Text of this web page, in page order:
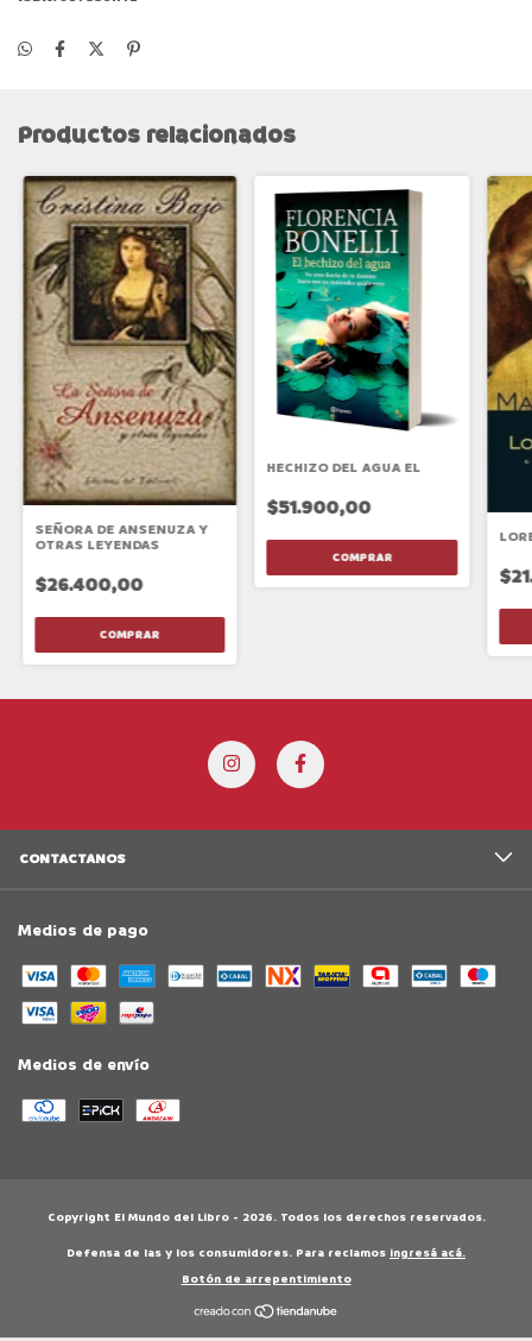
Productos relacionados
SEÑORA DE ANSENUZA Y
OTRAS LEYENDAS
$26.400,00
HECHIZO DEL AGUA EL
$51.900,00
CONTACTANOS
Medios de pago
Medios de envío
Copyright El Mundo del Libro - 2026. Todos los derechos reservados.
Defensa de las y los consumidores. Para reclamos ingresá acá.
Botón de arrepentimiento